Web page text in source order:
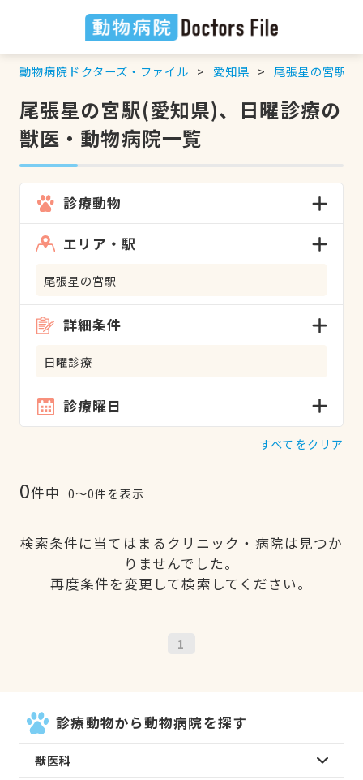
動物病院ドクターズ・ファイル 愛知県 尾張星の宮駅
尾張星の宮駅(愛知県)、日曜診療の
獣医・動物病院一覧
診療動物
エリア・駅
尾張星の宮駅
詳細条件
日曜診療
診療曜日
すべてをクリア
0件中 0〜0件を表示
検索条件に当てはまるクリニック・病院は見つか
りませんでした。
再度条件を変更して検索してください。
1
診療動物から動物病院を探す
獣医科